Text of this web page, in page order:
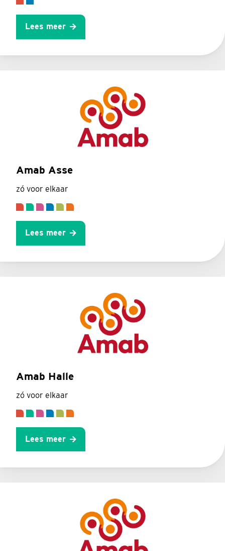
Lees meer
Amab Asse
zó voor elkaar
Lees meer
Amab Halle
zó voor elkaar
Lees meer